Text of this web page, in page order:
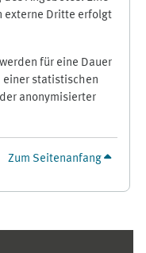
externe Dritte erfolgt
für eine Dauer
einer statistischen
anonymisierter
Zum Seitenanfang